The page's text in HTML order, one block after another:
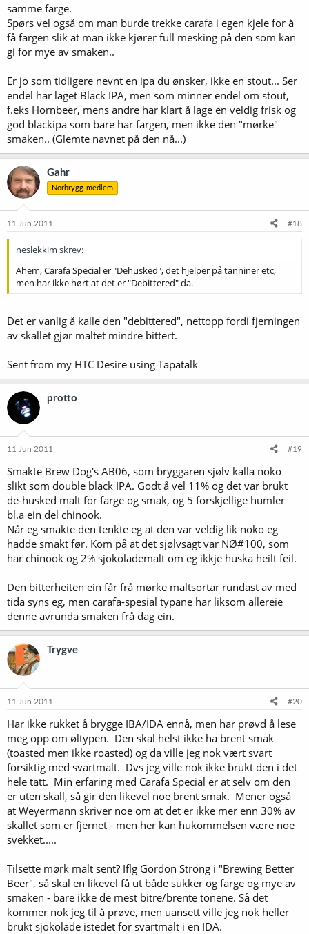
samme farge.
Spørs vel også om man burde trekke carafa i egen kjele for å
få fargen slik at man ikke kjører full mesking på den som kan
gi for mye av smaken..
Er jo som tidligere nevnt en ipa du ønsker, ikke en stout... Ser
endel har laget Black IPA, men som minner endel om stout,
f.eks Hornbeer, mens andre har klart å lage en veldig frisk og
god blackipa som bare har fargen, men ikke den "mørke"
smaken.. (Glemte navnet på den nå...)
Gahr
Norbrygg-medlem
11 Jun 2011 #18
neslekkim skrev:
Ahem, Carafa Special er "Dehusked", det hjelper på tanniner etc,
men har ikke hørt at det er "Debittered" da.
Det er vanlig å kalle den "debittered", nettopp fordi fjerningen
av skallet gjør maltet mindre bittert.
Sent from my HTC Desire using Tapatalk
protto
11 Jun 2011 #19
Smakte Brew Dog's AB06, som bryggaren sjølv kalla noko
slikt som double black IPA. Godt å vel 11% og det var brukt
de-husked malt for farge og smak, og 5 forskjellige humler
bl.a ein del chinook.
Når eg smakte den tenkte eg at den var veldig lik noko eg
hadde smakt før. Kom på at det sjølvsagt var NØ#100, som
har chinook og 2% sjokolademalt om eg ikkje huska heilt feil.
Den bitterheiten ein får frå mørke maltsortar rundast av med
tida syns eg, men carafa-spesial typane har liksom allereie
denne avrunda smaken frå dag ein.
Trygve
11 Jun 2011 #20
Har ikke rukket å brygge IBA/IDA ennå, men har prøvd å lese
meg opp om øltypen. Den skal helst ikke ha brent smak
(toasted men ikke roasted) og da ville jeg nok vært svart
forsiktig med svartmalt. Dvs jeg ville nok ikke brukt den i det
hele tatt. Min erfaring med Carafa Special er at selv om den
er uten skall, så gir den likevel noe brent smak. Mener også
at Weyermann skriver noe om at det er ikke mer enn 30% av
skallet som er fjernet - men her kan hukommelsen være noe
svekket.....
Tilsette mørk malt sent? Iflg Gordon Strong i "Brewing Better
Beer", så skal en likevel få ut både sukker og farge og mye av
smaken - bare ikke de mest bitre/brente tonene. Så det
kommer nok jeg til å prøve, men uansett ville jeg nok heller
brukt sjokolade istedet for svartmalt i en IDA.